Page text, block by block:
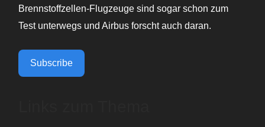
Brennstoffzellen-Flugzeuge sind sogar schon zum
Test unterwegs und Airbus forscht auch daran.
Subscribe